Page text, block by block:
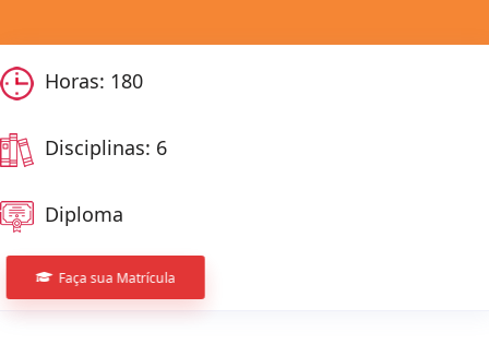
Horas: 180
Disciplinas: 6
Diploma
Faça sua Matrícula